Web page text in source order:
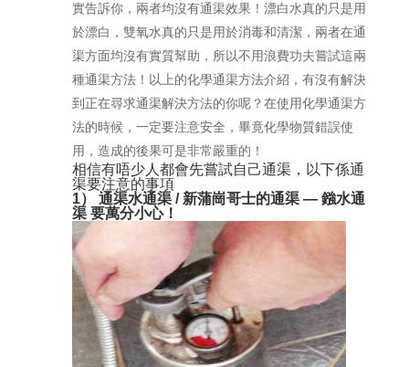
實告訴你，兩者均沒有通渠效果！漂白水真的只是用
於漂白，雙氧水真的只是用於消毒和清潔，兩者在通
渠方面均沒有實質幫助，所以不用浪費功夫嘗試這兩
種通渠方法！以上的化學通渠方法介紹，有沒有解決
到正在尋求通渠解決方法的你呢？在使用化學通渠方
法的時候，一定要注意安全，畢竟化學物質錯誤使
用，造成的後果可是非常嚴重的！
相信有唔少人都會先嘗試自己通渠，以下係通
渠要注意的事項
1） 通渠水通渠 / 新蒲崗哥士的通渠 — 鏹水通
渠 要萬分小心！